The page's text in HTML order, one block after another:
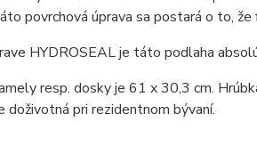
povrchová úprava sa postará o to,
HYDROSEAL je táto podlaha
resp. dosky je 61 x 30,3 cm.
doživotná pri rezidentnom bývaní.